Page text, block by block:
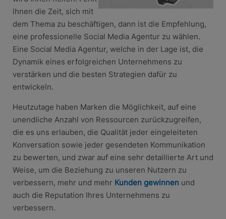
ihnen die Zeit, sich mit
dem Thema zu beschäftigen, dann ist die Empfehlung,
eine professionelle Social Media Agentur zu wählen.
Eine Social Media Agentur, welche in der Lage ist, die
Dynamik eines erfolgreichen Unternehmens zu
verstärken und die besten Strategien dafür zu
entwickeln.
Heutzutage haben Marken die Möglichkeit, auf eine
unendliche Anzahl von Ressourcen zurückzugreifen,
die es uns erlauben, die Qualität jeder eingeleiteten
Konversation sowie jeder gesendeten Kommunikation
zu bewerten, und zwar auf eine sehr detaillierte Art und
Weise, um die Beziehung zu unseren Nutzern zu
verbessern, mehr und mehr Kunden gewinnenund
auch die Reputation Ihres Unternehmens zu
verbessern.